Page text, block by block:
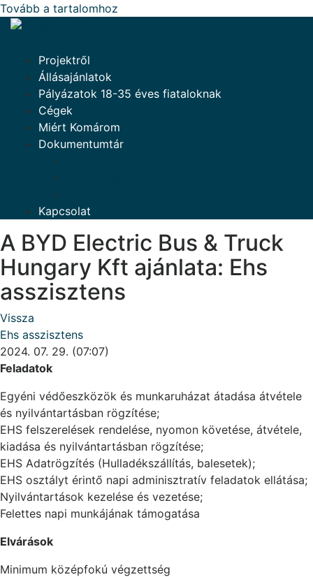
Tovább a tartalomhoz
Projektről
Állásajánlatok
Pályázatok 18-35 éves fiataloknak
Cégek
Miért Komárom
Dokumentumtár
Kapcsolat
A BYD Electric Bus & Truck
Hungary Kft ajánlata: Ehs
asszisztens
Vissza
Ehs asszisztens
2024. 07. 29. (07:07)
Feladatok
Egyéni védőeszközök és munkaruházat átadása átvétele
és nyilvántartásban rögzítése;
EHS felszerelések rendelése, nyomon követése, átvétele,
kiadása és nyilvántartásban rögzítése;
EHS Adatrögzítés (Hulladékszállítás, balesetek);
EHS osztályt érintő napi adminisztratív feladatok ellátása;
Nyilvántartások kezelése és vezetése;
Felettes napi munkájának támogatása
Elvárások
Minimum középfokú végzettség